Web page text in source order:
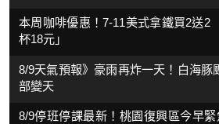
本周咖啡優惠！7-11美式拿鐵買2送
杯18元」
8/9天氣預報》豪雨再炸一天！白海
部變天
8/9停班停課最新！桃園復興區今早